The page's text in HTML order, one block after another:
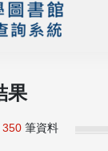
果
350 筆資料